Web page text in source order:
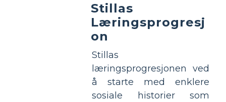
Stillas
Læringsprogresj
on
Stillas
læringsprogresjonen ved
å starte med enklere
sosiale historier som